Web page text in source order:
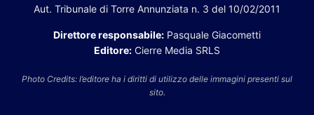
Aut. Tribunale di Torre Annunziata n. 3 del 10/02/2011
Direttore responsabile: Pasquale Giacometti
Editore: Cierre Media SRLS
Photo Credits: l’editore ha i diritti di utilizzo delle immagini presenti sul
sito.